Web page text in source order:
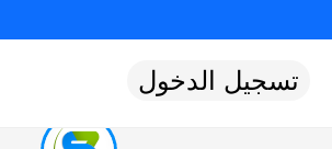
تسجيل الدخول